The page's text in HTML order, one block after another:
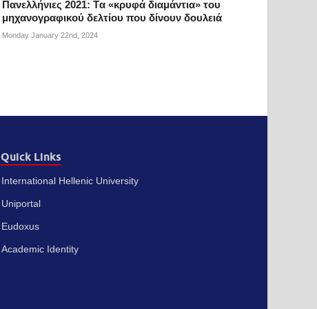
Πανελλήνιες 2021: Tα «κρυφά διαμάντια» του
μηχανογραφικού δελτίου που δίνουν δουλειά
Monday January 22nd, 2024
Quick Links
International Hellenic University
Uniportal
Eudoxus
Academic Identity